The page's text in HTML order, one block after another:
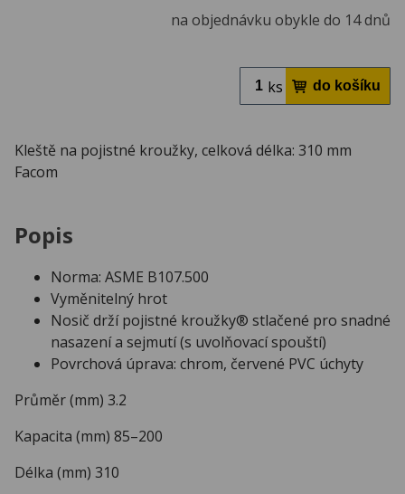
na objednávku obykle do 14 dnů
ks
Kleště na pojistné kroužky, celková délka: 310 mm
Facom
Popis
Norma: ASME B107.500
Vyměnitelný hrot
Nosič drží pojistné kroužky® stlačené pro snadné
nasazení a sejmutí (s uvolňovací spouští)
Povrchová úprava: chrom, červené PVC úchyty
Průměr (mm) 3.2
Kapacita (mm) 85–200
Délka (mm) 310